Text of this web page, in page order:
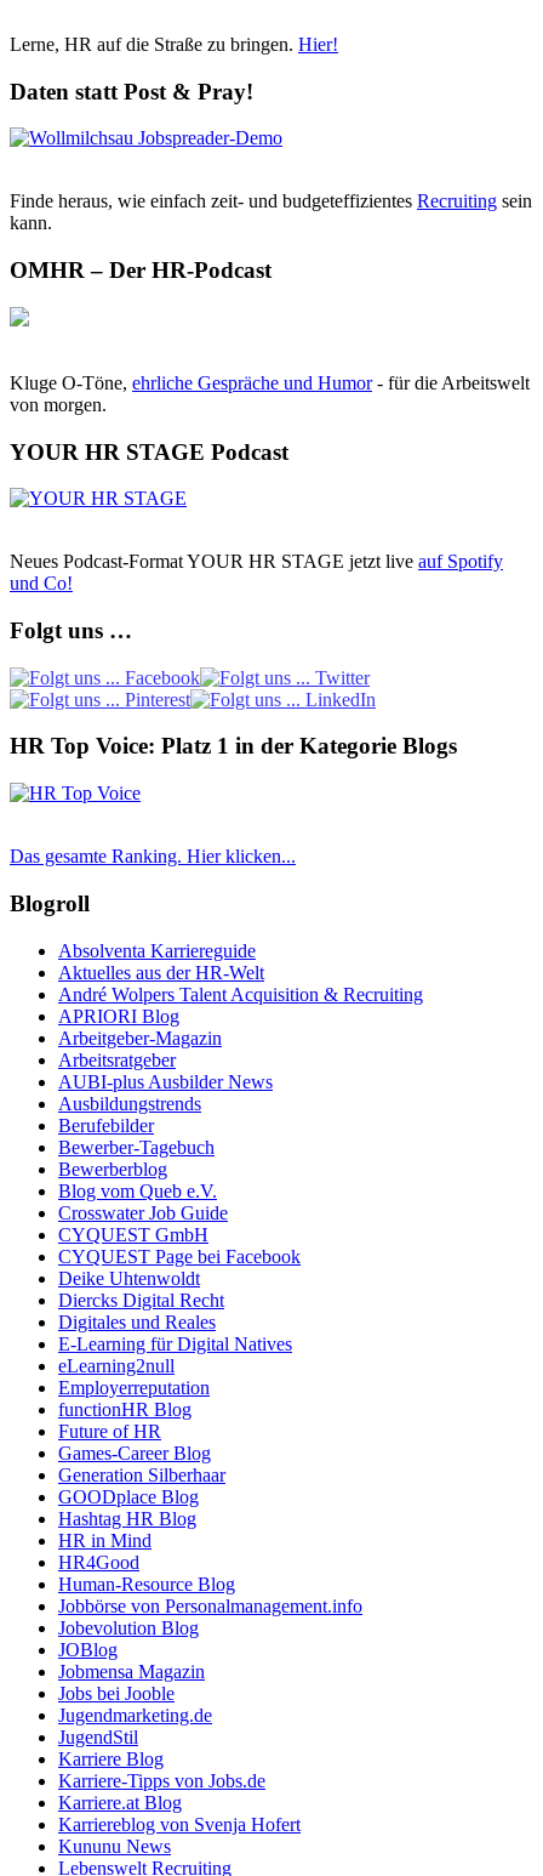
Lerne, HR auf die Straße zu bringen. Hier!
Daten statt Post & Pray!
Finde heraus, wie einfach zeit- und budgeteffizientes Recruiting sein
kann.
OMHR – Der HR-Podcast
Kluge O-Töne, ehrliche Gespräche und Humor- für die Arbeitswelt
von morgen.
YOUR HR STAGE Podcast
Neues Podcast-Format YOUR HR STAGE jetzt live auf Spotify
und Co!
Folgt uns …
HR Top Voice: Platz 1 in der Kategorie Blogs
Das gesamte Ranking. Hier klicken...
Blogroll
Absolventa Karriereguide
Aktuelles aus der HR-Welt
André Wolpers Talent Acquisition & Recruiting
APRIORI Blog
Arbeitgeber-Magazin
Arbeitsratgeber
AUBI-plus Ausbilder News
Ausbildungstrends
Berufebilder
Bewerber-Tagebuch
Bewerberblog
Blog vom Queb e.V.
Crosswater Job Guide
CYQUEST GmbH
CYQUEST Page bei Facebook
Deike Uhtenwoldt
Diercks Digital Recht
Digitales und Reales
E-Learning für Digital Natives
eLearning2null
Employerreputation
functionHR Blog
Future of HR
Games-Career Blog
Generation Silberhaar
GOODplace Blog
Hashtag HR Blog
HR in Mind
HR4Good
Human-Resource Blog
Jobbörse von Personalmanagement.info
Jobevolution Blog
JOBlog
Jobmensa Magazin
Jobs bei Jooble
Jugendmarketing.de
JugendStil
Karriere Blog
Karriere-Tipps von Jobs.de
Karriere.at Blog
Karriereblog von Svenja Hofert
Kununu News
Lebenswelt Recruiting